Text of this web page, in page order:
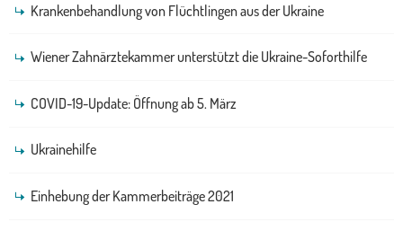
Krankenbehandlung von Flüchtlingen aus der Ukraine
Wiener Zahnärztekammer unterstützt die Ukraine-Soforthilfe
COVID-19-Update: Öffnung ab 5. März
Ukrainehilfe
Einhebung der Kammerbeiträge 2021